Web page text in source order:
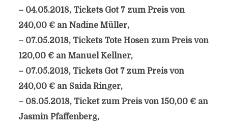
– 04.05.2018, Tickets Got 7 zum Preis von
240,00 € an Nadine Müller,
– 07.05.2018, Tickets Tote Hosen zum Preis von
120,00 € an Manuel Kellner,
– 07.05.2018, Tickets Got 7 zum Preis von
240,00 € an Saida Ringer,
– 08.05.2018, Ticket zum Preis von 150,00 € an
Jasmin Pfaffenberg,